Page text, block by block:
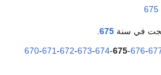
في سنة 675
670-671-672-673-674-675-676-